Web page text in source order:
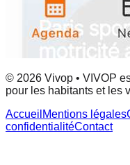
© 2026 Vivop • VIVOP
pour les habitants et les
Accueil Mentions légales
confidentialitéContact